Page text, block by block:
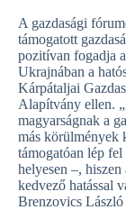
A gazdasági
támogatott
pozitívan fogadja
Ukrajnában a
Kárpátaljai
Alapítvány ellen.
magyarságnak a
más körülmények
támogatóan lép
helyesen –, hiszen
kedvező hatással
Brenzovics